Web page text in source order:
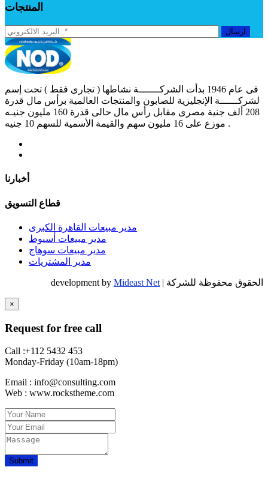
المنتجات
ارسال
فى عام 1946 بدأت الشركـــــــة نشاطها ( تجارى فقط ) تحت إسم
لشركــــــة الإنجليزية للصابون والمنتجات العالمية برأس مال قدرة
208 ألف جنية مصرى مقابل رأس مال حالى قدرة 160 مليون جنيـه
موزع على 16 مليون سهم والقيمة الأسمية للسهم 10 جنيه .
أخبارنا
قطاع التسويق
مدير مبيعات القاهرة الكبرى
مدير مبيعات أسيوط
مدير مبيعات سوهاج
مدير المشتريات
الحقوق محفوظة للشركة | development by Mideast Net
×
Request for free call
Call :+112 5432 453
Monday-Friday (10am-18pm)
Email : info@consulting.com
Web : www.rockstheme.com
Submit